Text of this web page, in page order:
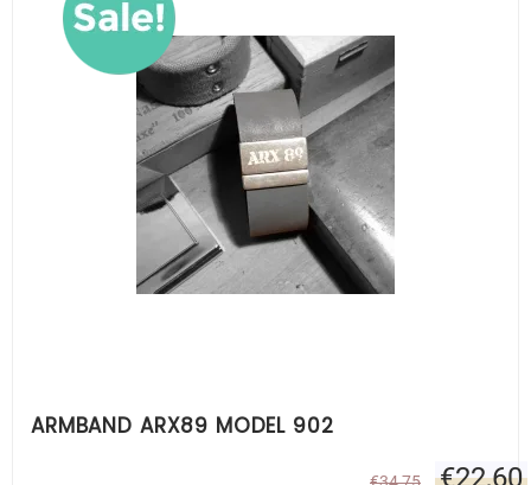
ARMBAND ARX89 MODEL 902
€22,60